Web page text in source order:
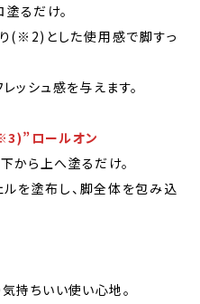
るだけ。
(※2)とした使用感で脚すっ
ッシュ感を与えます。
ロールオン
から上へ塗るだけ。
を塗布し、脚全体を包み込
持ちいい使い心地。